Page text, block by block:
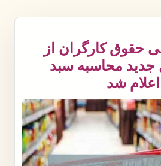
میلیونی حقوق کارگران از
جدید محاسبه سبد
شد